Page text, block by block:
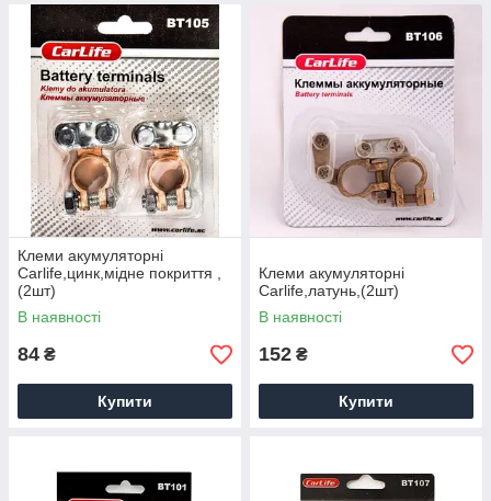
Клеми акумуляторні
Carlife,цинк,мідне покриття ,
(2шт)
В наявності
84 ₴
Купити
Клеми акумуляторні
Carlife,латунь,(2шт)
В наявності
152 ₴
Купити